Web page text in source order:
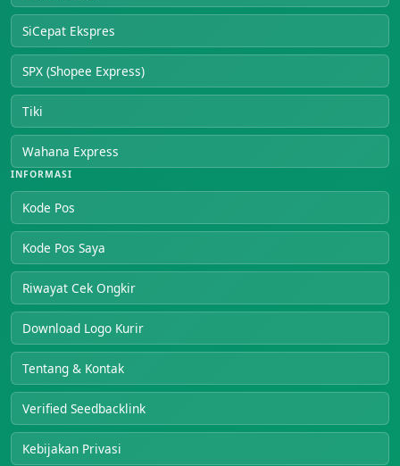
SiCepat Ekspres
SPX (Shopee Express)
Tiki
Wahana Express
INFORMASI
Kode Pos
Kode Pos Saya
Riwayat Cek Ongkir
Download Logo Kurir
Tentang & Kontak
Verified Seedbacklink
Kebijakan Privasi